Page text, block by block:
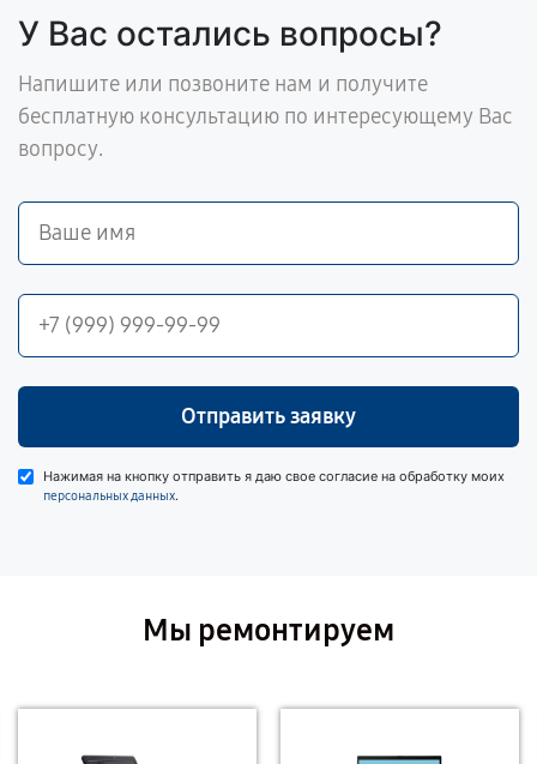
У Вас остались вопросы?
Напишите или позвоните нам и получите
бесплатную консультацию по интересующему Вас
вопросу.
Отправить заявку
Нажимая на кнопку отправить я даю свое согласие на обработку моих
персональных данных.
Мы ремонтируем